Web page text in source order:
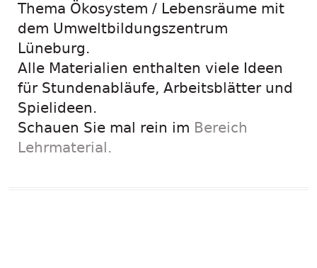
Thema Ökosystem / Lebensräume mit
dem Umweltbildungszentrum
Lüneburg.
Alle Materialien enthalten viele Ideen
für Stundenabläufe, Arbeitsblätter und
Spielideen.
Schauen Sie mal rein im Bereich
Lehrmaterial.